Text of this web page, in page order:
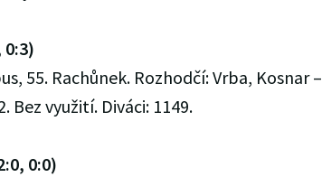
0:3)
55. Rachůnek. Rozhodčí: Vrba, Kosnar –
Bez využití. Diváci: 1149.
0:0)